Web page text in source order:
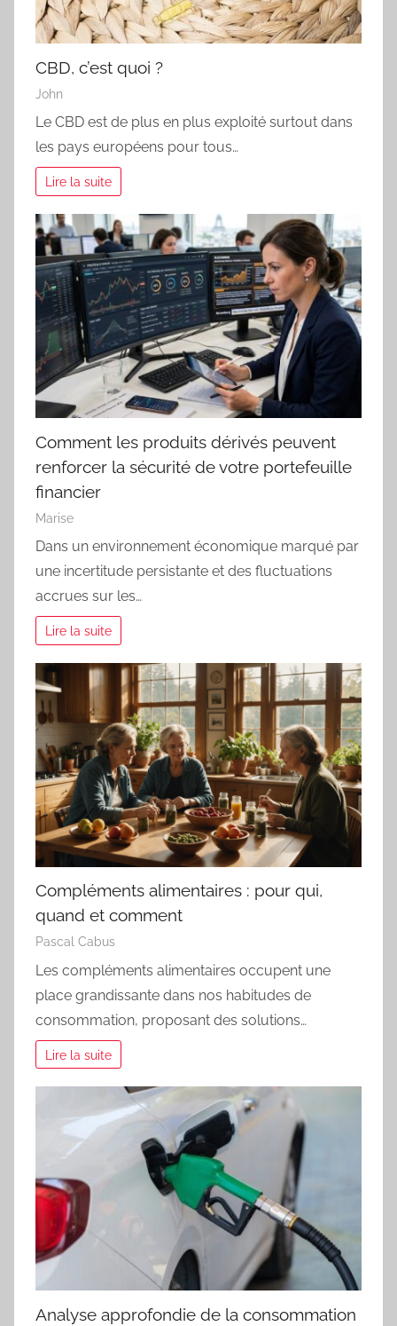
CBD, c’est quoi ?
John
Le CBD est de plus en plus exploité surtout dans
les pays européens pour tous…
Lire la suite
Comment les produits dérivés peuvent
renforcer la sécurité de votre portefeuille
financier
Marise
Dans un environnement économique marqué par
une incertitude persistante et des fluctuations
accrues sur les…
Lire la suite
Compléments alimentaires : pour qui,
quand et comment
Pascal Cabus
Les compléments alimentaires occupent une
place grandissante dans nos habitudes de
consommation, proposant des solutions…
Lire la suite
Analyse approfondie de la consommation